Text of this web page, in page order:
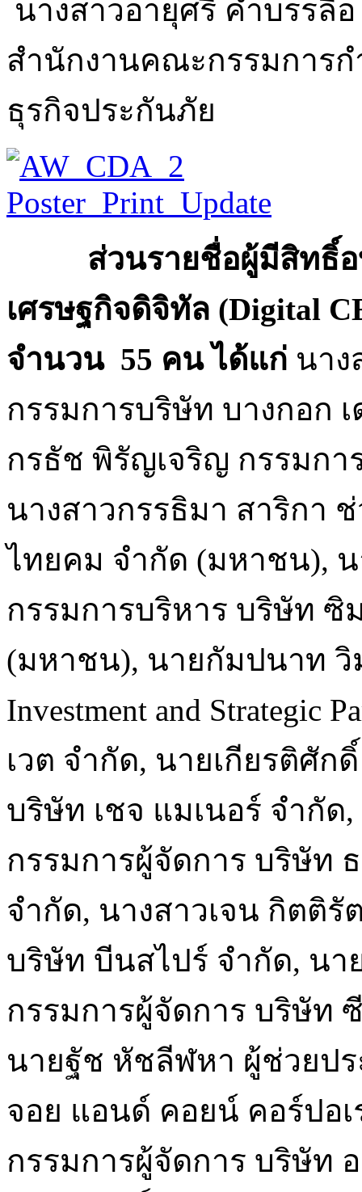
นางสาวอายุศรี คำบรรลื
สำนักงานคณะกรรมการก
ธุรกิจประกันภัย
ส่วนรายชื่อผู้มีสิทธิ์อบ
เศรษฐกิจดิจิทัล (Digital
จำนวน 55 คน ได้แก่ นา
กรรมการบริษัท บางกอก
กรธัช พิรัญเจริญ กรรมกา
นางสาวกรรธิมา สาริกา
ไทยคม จำกัด (มหาชน),
กรรมการบริหาร บริษัท
(มหาชน), นายกัมปนาท วิม
Investment and Strategic
เวต จำกัด, นายเกียรติศัก
บริษัท เชจ แมเนอร์ จำกั
กรรมการผู้จัดการ บริษัท
จำกัด, นางสาวเจน กิตติ
บริษัท บีนสไปร์ จำกัด, น
กรรมการผู้จัดการ บริษัท
นายฐัช หัชลีฬหา ผู้ช่วยป
จอย แอนด์ คอยน์ คอร์ปอ
กรรมการผู้จัดการ บริษัท